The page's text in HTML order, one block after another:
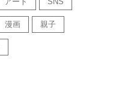
漫画 親子